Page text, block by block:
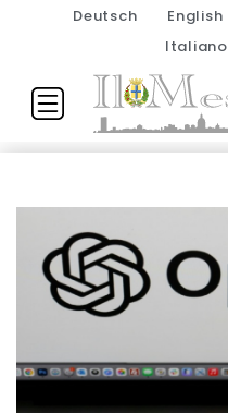
Deutsch English
Italiano